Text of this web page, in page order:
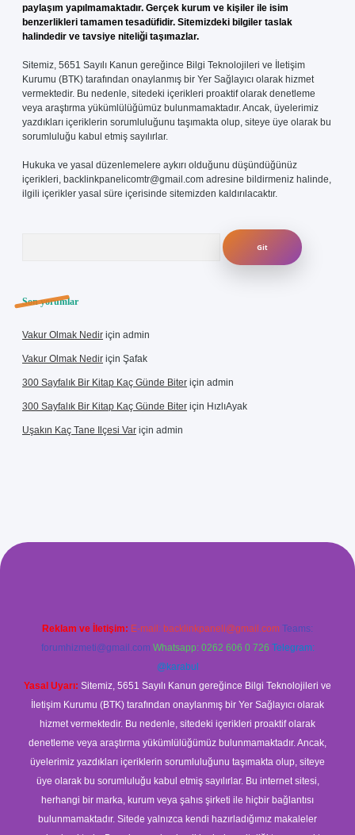
paylaşım yapılmamaktadır. Gerçek kurum ve kişiler ile isim
benzerlikleri tamamen tesadüfidir. Sitemizdeki bilgiler taslak
halindedir ve tavsiye niteliği taşımazlar.
Sitemiz, 5651 Sayılı Kanun gereğince Bilgi Teknolojileri ve İletişim
Kurumu (BTK) tarafından onaylanmış bir Yer Sağlayıcı olarak hizmet
vermektedir. Bu nedenle, sitedeki içerikleri proaktif olarak denetleme
veya araştırma yükümlülüğümüz bulunmamaktadır. Ancak, üyelerimiz
yazdıkları içeriklerin sorumluluğunu taşımakta olup, siteye üye olarak bu
sorumluluğu kabul etmiş sayılırlar.
Hukuka ve yasal düzenlemelere aykırı olduğunu düşündüğünüz
içerikleri, backlinkpanelicomtr@gmail.com adresine bildirmeniz halinde,
ilgili içerikler yasal süre içerisinde sitemizden kaldırılacaktır.
Son yorumlar
Vakur Olmak Nedir için admin
Vakur Olmak Nedir için Şafak
300 Sayfalık Bir Kitap Kaç Günde Biter için admin
300 Sayfalık Bir Kitap Kaç Günde Biter için HızlıAyak
Uşakın Kaç Tane Ilçesi Var için admin
Reklam ve İletişim: E-mail: backlinkpaneli@gmail.com Teams:
forumhizmeti@gmail.com Whatsapp: 0262 606 0 726 Telegram:
@karabul
Yasal Uyarı: Sitemiz, 5651 Sayılı Kanun gereğince Bilgi Teknolojileri ve
İletişim Kurumu (BTK) tarafından onaylanmış bir Yer Sağlayıcı olarak
hizmet vermektedir. Bu nedenle, sitedeki içerikleri proaktif olarak
denetleme veya araştırma yükümlülüğümüz bulunmamaktadır. Ancak,
üyelerimiz yazdıkları içeriklerin sorumluluğunu taşımakta olup, siteye
üye olarak bu sorumluluğu kabul etmiş sayılırlar. Bu internet sitesi,
herhangi bir marka, kurum veya şahıs şirketi ile hiçbir bağlantısı
bulunmamaktadır. Sitede yalnızca kendi hazırladığımız makaleler